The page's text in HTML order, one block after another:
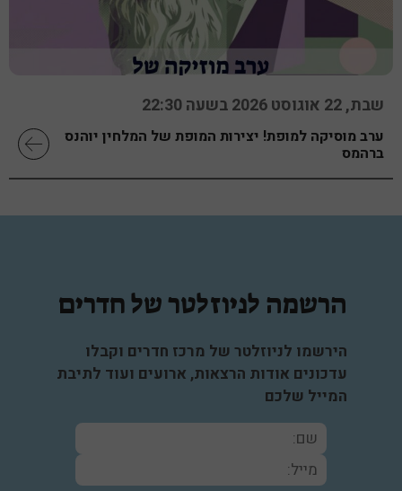
שבת, 22 אוגוסט 2026 בשעה 22:30
ערב מוסיקה למופת! יצירות המופת של המלחין יוהנס
ברהמס
הרשמה לניוזלטר של חדרים
הירשמו לניוזלטר של מרכז חדרים וקבלו
עדכונים אודות הרצאות, ארועים ועוד לתיבת
המייל שלכם